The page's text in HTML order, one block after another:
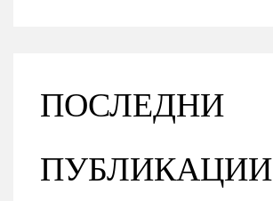
ПОСЛЕДНИ
ПУБЛИКАЦИИ